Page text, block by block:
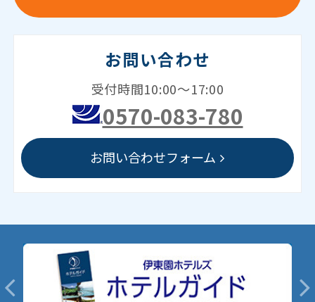
お問い合わせ
受付時間10:00～17:00
0570-083-780
お問い合わせフォーム